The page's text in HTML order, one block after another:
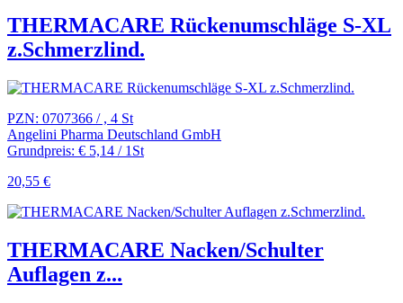
THERMACARE Rückenumschläge S-XL
z.Schmerzlind.
PZN: 0707366 / , 4 St
Angelini Pharma Deutschland GmbH
Grundpreis: € 5,14 / 1St
20,55 €
THERMACARE Nacken/Schulter
Auflagen z...